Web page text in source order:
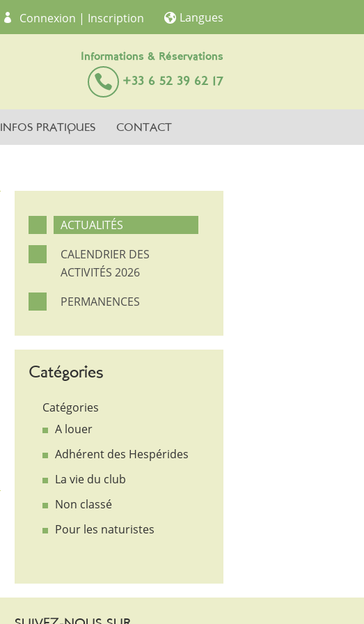
INFOS PRATIQUES CONTACT
Connexion | Inscription Langues
Informations & Réservations
+33 6 52 39 62 17
ACTUALITÉS
CALENDRIER DES
ACTIVITÉS 2026
PERMANENCES
Catégories
Catégories
A louer
Adhérent des Hespérides
La vie du club
Non classé
Pour les naturistes